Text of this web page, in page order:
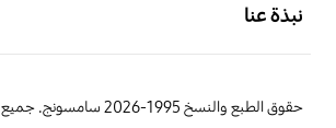
نبذة عنا
حقوق الطبع والنسخ 1995-2026 سامسونج. جميع الحقوق محفوظة.